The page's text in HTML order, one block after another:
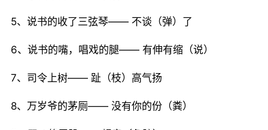
5、说书的收了三弦琴—— 不谈（弹）了
6、说书的嘴，唱戏的腿—— 有伸有缩（说）
7、司令上树—— 趾（枝）高气扬
8、万岁爷的茅厕—— 没有你的份（粪）